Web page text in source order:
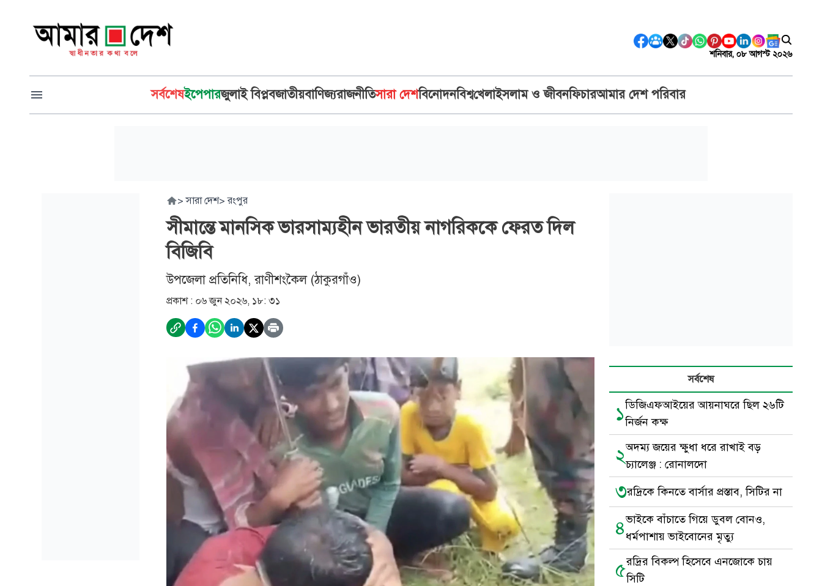
শনিবার, ০৮ আগস্ট ২০২৬
সর্বশেষইপেপারজুলাই বিপ্লবজাতীয়বাণিজ্যরাজনীতিসারা দেশবিনোদনবিশ্বখেলাইসলাম ও জীবনফিচারআমার দেশ পরিবার
> সারা দেশ> রংপুর
সীমান্তে মানসিক ভারসাম্যহীন ভারতীয় নাগরিককে ফেরত দিল
বিজিবি
উপজেলা প্রতিনিধি, রাণীশংকৈল (ঠাকুরগাঁও)
প্রকাশ : ০৬ জুন ২০২৬, ১৮: ৩১
সর্বশেষ
১ডিজিএফআইয়ের আয়নাঘরে ছিল ২৬টি
নির্জন কক্ষ
২অদম্য জয়ের ক্ষুধা ধরে রাখাই বড়
চ্যালেঞ্জ : রোনালদো
৩রদ্রিকে কিনতে বার্সার প্রস্তাব, সিটির না
৪ভাইকে বাঁচাতে গিয়ে ডুবল বোনও,
ধর্মপাশায় ভাইবোনের মৃত্যু
৫রদ্রির বিকল্প হিসেবে এনজোকে চায়
সিটি